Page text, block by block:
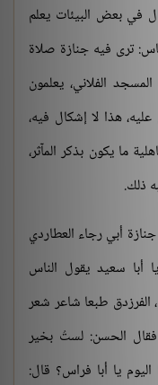
في بعض البيئات يعلم
ترى فيه جنازة صلاة
الفلاني، يعلمون
هذا لا إشكال فيه،
ما يكون بذكر المآثر،
ذلك.
أبي رجاء العطاردي
أبا سعيد يقول الناس
الفرزدق طبعا شاعر شعر
الحسن: لستُ بخير
يا أبا فراس؟ قال: